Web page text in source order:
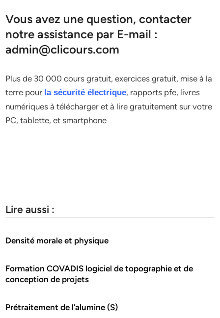
Vous avez une question, contacter
notre assistance par E-mail :
admin@clicours.com
Plus de 30 000 cours gratuit, exercices gratuit, mise à la
terre pour la sécurité électrique, rapports pfe, livres
numériques à télécharger et à lire gratuitement sur votre
PC, tablette, et smartphone
Lire aussi :
Densité morale et physique
Formation COVADIS logiciel de topographie et de
conception de projets
Prétraitement de l’alumine (S)